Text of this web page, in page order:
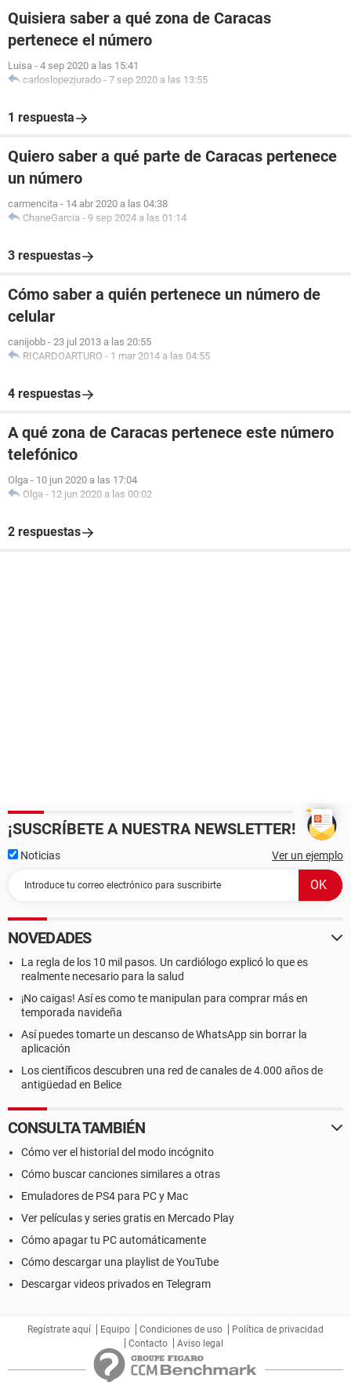
Quisiera saber a qué zona de Caracas
pertenece el número
Luisa - 4 sep 2020 a las 15:41
carloslopezjurado - 7 sep 2020 a las 13:55
1 respuesta
Quiero saber a qué parte de Caracas pertenece
un número
carmencita - 14 abr 2020 a las 04:38
ChaneGarcia - 9 sep 2024 a las 01:14
3 respuestas
Cómo saber a quién pertenece un número de
celular
canijobb - 23 jul 2013 a las 20:55
RICARDOARTURO - 1 mar 2014 a las 04:55
4 respuestas
A qué zona de Caracas pertenece este número
telefónico
Olga - 10 jun 2020 a las 17:04
Olga - 12 jun 2020 a las 00:02
2 respuestas
¡SUSCRÍBETE A NUESTRA NEWSLETTER!
Noticias Ver un ejemplo
NOVEDADES
La regla de los 10 mil pasos. Un cardiólogo explicó lo que es
realmente necesario para la salud
¡No caigas! Así es como te manipulan para comprar más en
temporada navideña
Así puedes tomarte un descanso de WhatsApp sin borrar la
aplicación
Los científicos descubren una red de canales de 4.000 años de
antigüedad en Belice
CONSULTA TAMBIÉN
Cómo ver el historial del modo incógnito
Cómo buscar canciones similares a otras
Emuladores de PS4 para PC y Mac
Ver películas y series gratis en Mercado Play
Cómo apagar tu PC automáticamente
Cómo descargar una playlist de YouTube
Descargar videos privados en Telegram
Regístrate aquí Equipo Condiciones de uso
Política de privacidad
Contacto
Aviso legal